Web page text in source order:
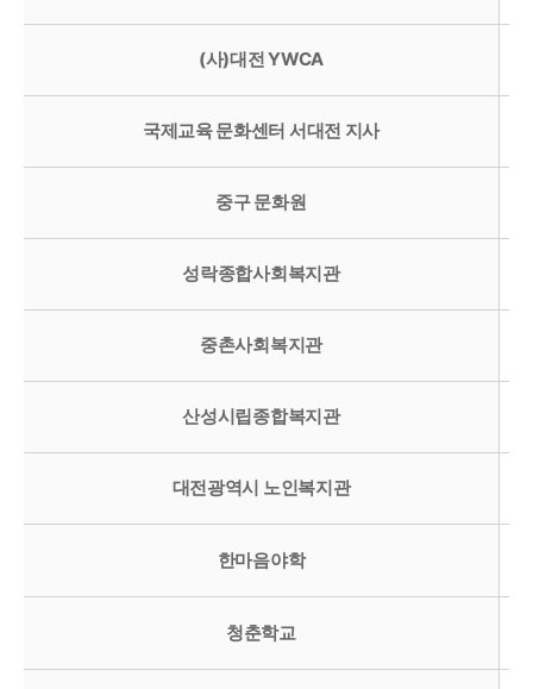
(사)대전 YWCA
국제교육 문화센터 서대전 지사
중구 문화원
성락종합사회복지관
중촌사회복지관
산성시립종합복지관
대전광역시 노인복지관
한마음야학
청춘학교